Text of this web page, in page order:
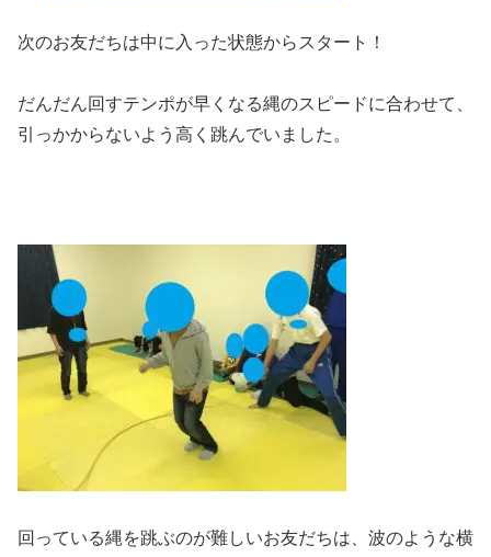
次のお友だちは中に入った状態からスタート！
だんだん回すテンポが早くなる縄のスピードに合わせて、
引っかからないよう高く跳んでいました。
回っている縄を跳ぶのが難しいお友だちは、波のような横